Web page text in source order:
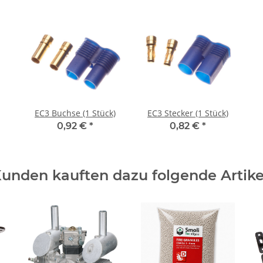
EC3 Buchse (1 Stück)
0,92 € *
EC3 Stecker (1 Stück)
0,82 € *
kauften dazu folgende